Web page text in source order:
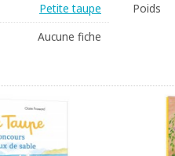
Petite taupe
Aucune fiche
Poids